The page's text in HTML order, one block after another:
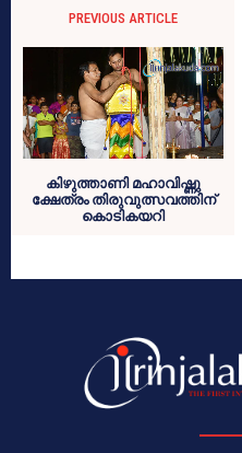
PREVIOUS ARTICLE
കിഴുത്താണി മഹാവിഷ്ണു
ക്ഷേത്രം തിരുവുത്സവത്തിന്
കൊടികയറി